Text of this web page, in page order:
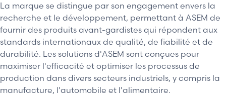
La marque se distingue par son engagement envers la
recherche et le développement, permettant à ASEM de
fournir des produits avant-gardistes qui répondent aux
standards internationaux de qualité, de fiabilité et de
durabilité. Les solutions d'ASEM sont conçues pour
maximiser l'efficacité et optimiser les processus de
production dans divers secteurs industriels, y compris la
manufacture, l'automobile et l'alimentaire.